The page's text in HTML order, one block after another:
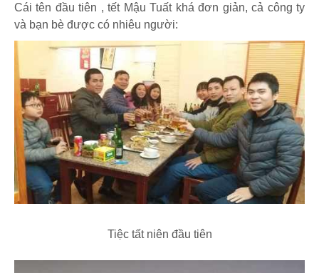
Cái tên đầu tiên , tết Mậu Tuất khá đơn giản, cả công ty
và bạn bè được có nhiêu người:
Tiệc tất niên đầu tiên